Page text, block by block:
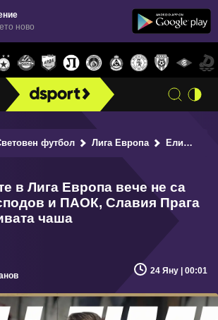
ново
футбол Лига Европа Елиминациите в Лига Европа вече не са мираж за Десподов и ПАОК, Славия Прага отпи от горчивата чаша
в Лига Европа вече не са
и ПАОК, Славия Прага
чаша
24 Яну | 00:01